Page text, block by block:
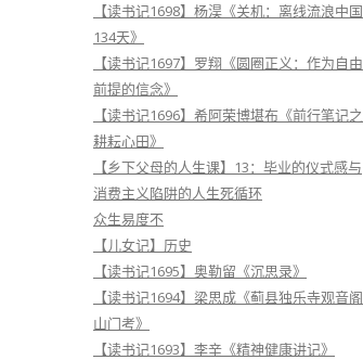
【读书记1698】杨淏《关机：离线流浪中国
134天》
【读书记1697】罗翔《圆圈正义：作为自由
前提的信念》
【读书记1696】希阿荣博堪布《前行笔记之
耕耘心田》
【乡下父母的人生课】13：毕业的仪式感与
消费主义陷阱的人生死循环
众生易度不
【儿女记】历史
【读书记1695】奥勒留《沉思录》
【读书记1694】梁思成《蓟县独乐寺观音阁
山门考》
【读书记1693】李辛《精神健康讲记》